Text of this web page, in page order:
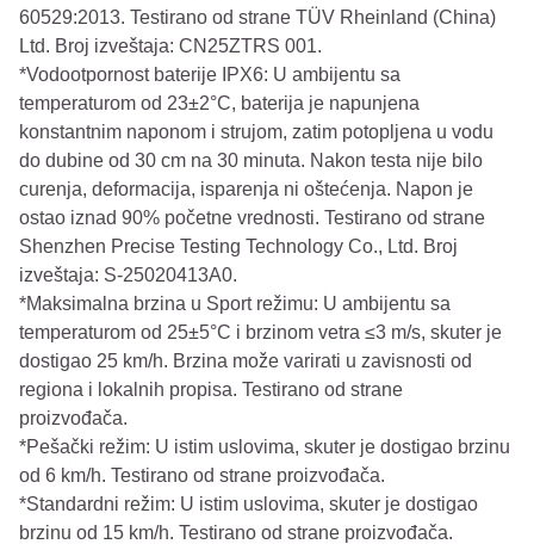
60529:2013. Testirano od strane TÜV Rheinland (China)
Ltd. Broj izveštaja: CN25ZTRS 001.
*Vodootpornost baterije IPX6: U ambijentu sa
temperaturom od 23±2°C, baterija je napunjena
konstantnim naponom i strujom, zatim potopljena u vodu
do dubine od 30 cm na 30 minuta. Nakon testa nije bilo
curenja, deformacija, isparenja ni oštećenja. Napon je
ostao iznad 90% početne vrednosti. Testirano od strane
Shenzhen Precise Testing Technology Co., Ltd. Broj
izveštaja: S-25020413A0.
*Maksimalna brzina u Sport režimu: U ambijentu sa
temperaturom od 25±5°C i brzinom vetra ≤3 m/s, skuter je
dostigao 25 km/h. Brzina može varirati u zavisnosti od
regiona i lokalnih propisa. Testirano od strane
proizvođača.
*Pešački režim: U istim uslovima, skuter je dostigao brzinu
od 6 km/h. Testirano od strane proizvođača.
*Standardni režim: U istim uslovima, skuter je dostigao
brzinu od 15 km/h. Testirano od strane proizvođača.